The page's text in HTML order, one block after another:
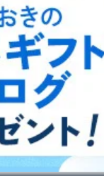
止等（「利用
止」）の求め
客の皆様の
いただくこと
とが出来ま
の他の方に
、ご登録い
称および郵便
ードの有効
支障がある
報を変更さ
採用情報
問い合わせ
出版社の皆様へ
Ltd.